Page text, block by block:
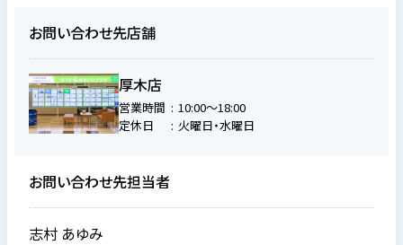
お問い合わせ先店舗
厚木店
営業時間
10:00～18:00
定休日
火曜日・水曜日
お問い合わせ先担当者
志村 あゆみ